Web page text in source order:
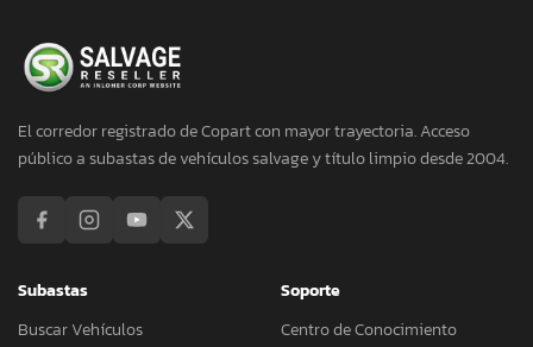
El corredor registrado de Copart con mayor trayectoria. Acceso
público a subastas de vehículos salvage y título limpio desde 2004.
Subastas
Buscar Vehículos
Soporte
Centro de Conocimiento